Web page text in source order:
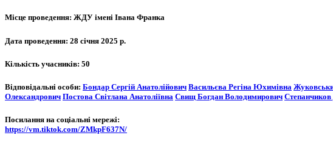
Місце проведення: ЖДУ імені Івана Франка
Дата проведення: 28 січня 2025 р.
Кількість учасників: 50
Відповідальні особи: Бондар Сергій Анатолійович Васильєва Регіна Юхимівна
Олександрович Постова Світлана Анатоліївна Свищ Богдан Володимирович
Посилання на соціальні мережі:
https://vm.tiktok.com/ZMkpF637N/